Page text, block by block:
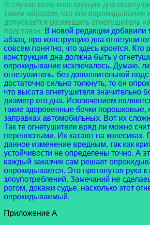
В случае если конструкция дна
таким образом, что его опрокидывание
допускается размещать огнетушитель
подставок. В новой редакции добавили
абзац, про конструкцию дна
совсем понятно, что здесь кроется. Кто
конструкция дна должна быть у
опрокидывание исключалось. Думаю,
огнетушитель, без дополнительной
достаточно сильно толкнуть, то он
что высота огнетушителя значительно
диаметр его дна. Исключением
такие здоровенные бочки порошковые,
заправках автомобильных. Вот их
Так те огнетушители вряд ли можно
переносными. Их катают на колесиках.
данное изменение вредным, так как
устойчивости не определены точно. А
каждый заказчик сам решает
опрокидывается. Это протянутая рука
злоупотреблений. Замечаний не
рогом, докажи судье, насколько этот
опрокидываемый.
Приложение А